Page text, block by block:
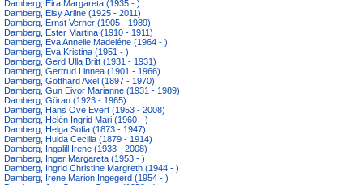
Damberg, Eira Margareta (1935 - )
Damberg, Elsy Arline (1925 - 2011)
Damberg, Ernst Verner (1905 - 1989)
Damberg, Ester Martina (1910 - 1911)
Damberg, Eva Annelie Madeléne (1964 - )
Damberg, Eva Kristina (1951 - )
Damberg, Gerd Ulla Britt (1931 - 1931)
Damberg, Gertrud Linnea (1901 - 1966)
Damberg, Gotthard Axel (1897 - 1970)
Damberg, Gun Eivor Marianne (1931 - 1989)
Damberg, Göran (1923 - 1965)
Damberg, Hans Ove Evert (1953 - 2008)
Damberg, Helén Ingrid Mari (1960 - )
Damberg, Helga Sofia (1873 - 1947)
Damberg, Hulda Cecilia (1879 - 1914)
Damberg, Ingalill Irene (1933 - 2008)
Damberg, Inger Margareta (1953 - )
Damberg, Ingrid Christine Margreth (1944 - )
Damberg, Irene Marion Ingegerd (1954 - )